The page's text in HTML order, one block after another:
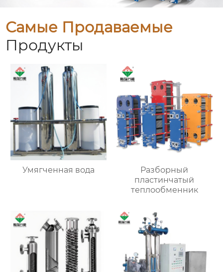
Самые Продаваемые
Продукты
Умягченная вода
Разборный
пластинчатый
теплообменник